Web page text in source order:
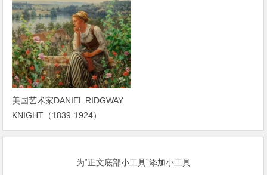
美国艺术家DANIEL RIDGWAY
KNIGHT（1839-1924）
为“正文底部小工具”添加小工具